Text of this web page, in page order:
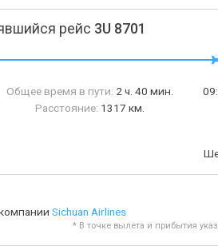
рейс 3U 8701
Общее время в пути: 2 ч. 40 мин.
Расстояние: 1317 км.
Sichuan Airlines
* В точке вылета и прибытия